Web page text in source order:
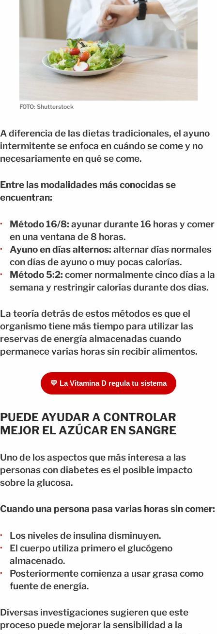
FOTO: Shutterstock
A diferencia de las dietas tradicionales, el ayuno
intermitente se enfoca en cuándo se come y no
necesariamente en qué se come.
Entre las modalidades más conocidas se
encuentran:
Método 16/8: ayunar durante 16 horas y comer
en una ventana de 8 horas.
Ayuno en días alternos: alternar días normales
con días de ayuno o muy pocas calorías.
Método 5:2: comer normalmente cinco días a la
semana y restringir calorías durante dos días.
La teoría detrás de estos métodos es que el
organismo tiene más tiempo para utilizar las
reservas de energía almacenadas cuando
permanece varias horas sin recibir alimentos.
💛 La Vitamina D regula tu sistema
PUEDE AYUDAR A CONTROLAR
MEJOR EL AZÚCAR EN SANGRE
Uno de los aspectos que más interesa a las
personas con diabetes es el posible impacto
sobre la glucosa.
Cuando una persona pasa varias horas sin comer:
Los niveles de insulina disminuyen.
El cuerpo utiliza primero el glucógeno
almacenado.
Posteriormente comienza a usar grasa como
fuente de energía.
Diversas investigaciones sugieren que este
proceso puede mejorar la sensibilidad a la